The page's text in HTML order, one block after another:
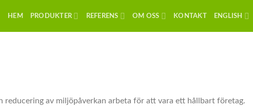
HEM PRODUKTER REFERENS OM OSS KONTAKT ENGLISH
reducering av miljöpåverkan arbeta för att vara ett hållbart företag.